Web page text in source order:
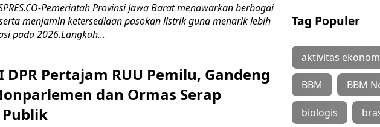
Pemerintah Provinsi Jawa Barat menawarkan berbagai
menjamin ketersediaan pasokan listrik guna menarik lebih
pada 2026.Langkah...
DPR Pertajam RUU Pemilu, Gandeng
dan Ormas Serap
Tag Populer
aktivitas
BBM BBM
biologis